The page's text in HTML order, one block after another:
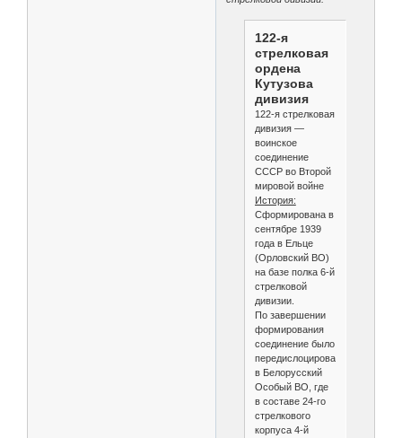
122-я
стрелковая
ордена
Кутузова
дивизия
122-я стрелковая
дивизия —
воинское
соединение
СССР во Второй
мировой войне
История:
Сформирована в
сентябре 1939
года в Ельце
(Орловский ВО)
на базе полка 6-й
стрелковой
дивизии.
По завершении
формирования
соединение было
передислоцировано
в Белорусский
Особый ВО, где
в составе 24-го
стрелкового
корпуса 4-й